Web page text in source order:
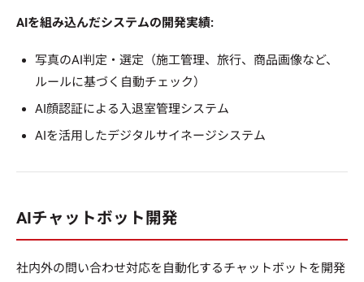
AIを組み込んだシステムの開発実績:
写真のAI判定・選定（施工管理、旅行、商品画像など、
ルールに基づく自動チェック）
AI顔認証による入退室管理システム
AIを活用したデジタルサイネージシステム
AIチャットボット開発
社内外の問い合わせ対応を自動化するチャットボットを開発